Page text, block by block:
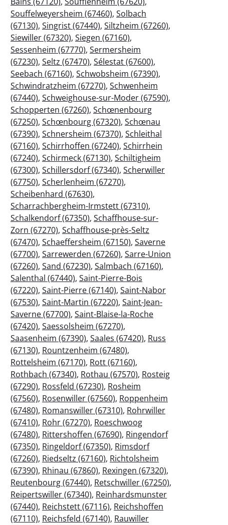
Souffelweyersheim (67460), Solbach
(67130), Singrist (67440), Siltzheim (67260),
Siewiller (67320), Siegen (67160),
Sessenheim (67770), Sermersheim
(67230), Seltz (67470), Sélestat (67600),
Seebach (67160), Schwobsheim (67390),
Schwindratzheim (67270), Schwenheim
(67440), Schweighouse-sur-Moder (67590),
Schopperten (67260), Schœnenbourg
(67250), Schœnbourg (67320), Schœnau
(67390), Schnersheim (67370), Schleithal
(67160), Schirrhoffen (67240), Schirrhein
(67240), Schirmeck (67130), Schiltigheim
(67300), Schillersdorf (67340), Scherwiller
(67750), Scherlenheim (67270),
Scheibenhard (67630),
Scharrachbergheim-Irmstett (67310),
Schalkendorf (67350), Schaffhouse-sur-
Zorn (67270), Schaffhouse-près-Seltz
(67470), Schaeffersheim (67150), Saverne
(67700), Sarrewerden (67260), Sarre-Union
(67260), Sand (67230), Salmbach (67160),
Salenthal (67440), Saint-Pierre-Bois
(67220), Saint-Pierre (67140), Saint-Nabor
(67530), Saint-Martin (67220), Saint-Jean-
Saverne (67700), Saint-Blaise-la-Roche
(67420), Saessolsheim (67270),
Saasenheim (67390), Saales (67420), Russ
(67130), Rountzenheim (67480),
Rottelsheim (67170), Rott (67160),
Rothbach (67340), Rothau (67570), Rosteig
(67290), Rossfeld (67230), Rosheim
(67560), Rosenwiller (67560), Roppenheim
(67480), Romanswiller (67310), Rohrwiller
(67410), Rohr (67270), Roeschwoog
(67480), Rittershoffen (67690), Ringendorf
(67350), Ringeldorf (67350), Rimsdorf
(67260), Riedseltz (67160), Richtolsheim
(67390), Rhinau (67860), Rexingen (67320),
Reutenbourg (67440), Retschwiller (67250),
Reipertswiller (67340), Reinhardsmunster
(67440), Reichstett (67116), Reichshoffen
(67110), Reichsfeld (67140), Rauwiller